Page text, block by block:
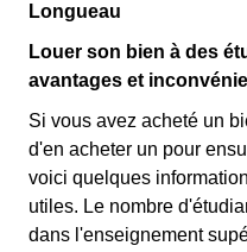
Longueau
Louer son bien à des
avantages et
Si vous avez acheté un
d'en acheter un pour
voici quelques
utiles. Le nombre
dans l'enseignement